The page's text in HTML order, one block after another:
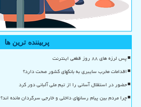
پربیننده ترین ها
پس لرزه های ۸۸ روز قطعی اینترنت
اقدامات مخرب سایبری به بانکهای کشور صحت دارد؟
حضور در استقلال آسانی را از تیم ملی آلبانی دور کرد
چرا مردم بین پیام رسانهای داخلی و خارجی سرگردان مانده اند؟